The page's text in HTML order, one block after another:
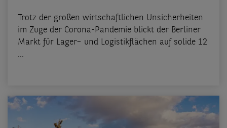
Trotz der großen wirtschaftlichen Unsicherheiten
im Zuge der Corona-Pandemie blickt der Berliner
Markt für Lager– und Logistikflächen auf solide 12
...